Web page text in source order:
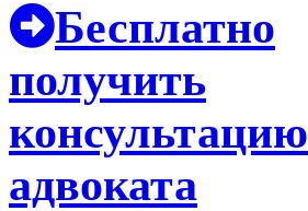
Бесплатно
получить
консультацию
адвоката